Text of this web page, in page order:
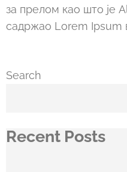
за прелом као што је
садржао Lorem Ipsum
Search
Recent Posts